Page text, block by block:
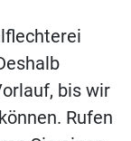
bis wir
Rufen